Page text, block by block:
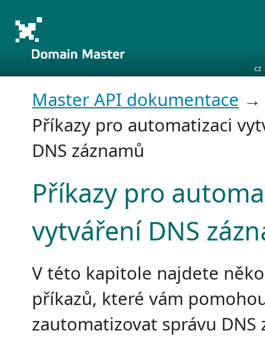
cz
Master API dokumentace →
Příkazy pro automatizaci
DNS záznamů
Příkazy pro
vytváření DNS
V této kapitole najdete
příkazů, které vám
zautomatizovat správu DNS